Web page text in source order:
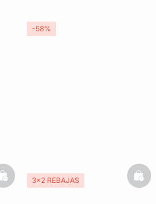
basketfull3x2 REBAJAS
-58%